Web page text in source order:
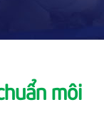
môi